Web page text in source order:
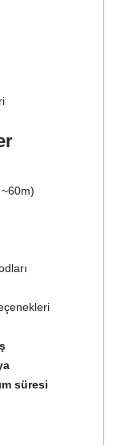
net
ses